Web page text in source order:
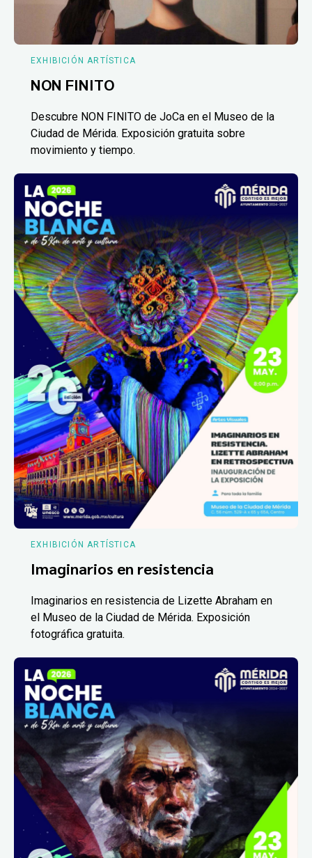
EXHIBICIÓN ARTÍSTICA
NON FINITO
Descubre NON FINITO de JoCa en el Museo de la
Ciudad de Mérida. Exposición gratuita sobre
movimiento y tiempo.
EXHIBICIÓN ARTÍSTICA
Imaginarios en resistencia
Imaginarios en resistencia de Lizette Abraham en
el Museo de la Ciudad de Mérida. Exposición
fotográfica gratuita.